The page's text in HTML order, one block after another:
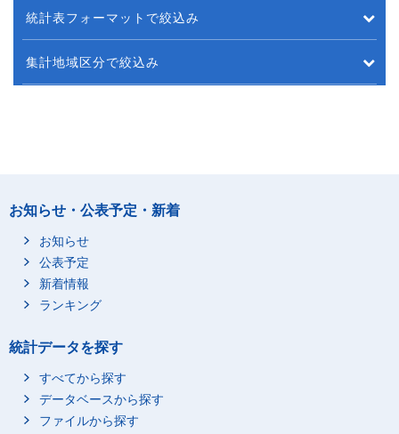
統計表フォーマットで絞込み
集計地域区分で絞込み
お知らせ・公表予定・新着
お知らせ
公表予定
新着情報
ランキング
統計データを探す
すべてから探す
データベースから探す
ファイルから探す